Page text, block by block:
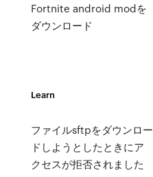
Fortnite android modを
ダウンロード
Learn
ファイルsftpをダウンロー
ドしようとしたときにア
クセスが拒否されました